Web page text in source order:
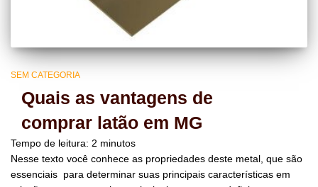
SEM CATEGORIA
Quais as vantagens de
comprar latão em MG
Tempo de leitura: 2 minutos
Nesse texto você conhece as propriedades deste metal, que são
essenciais para determinar suas principais características em